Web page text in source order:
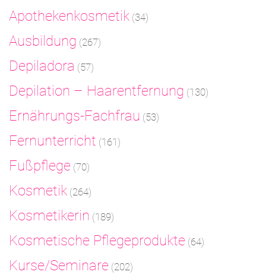
Apothekenkosmetik (34)
Ausbildung (267)
Depiladora (57)
Depilation – Haarentfernung (130)
Ernährungs-Fachfrau (53)
Fernunterricht (161)
Fußpflege (70)
Kosmetik (264)
Kosmetikerin (189)
Kosmetische Pflegeprodukte (64)
Kurse/Seminare (202)